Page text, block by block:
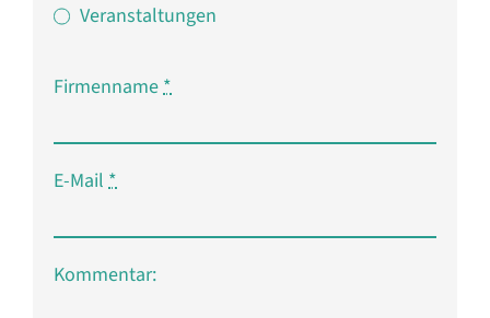
Veranstaltungen
Firmenname*
E-Mail*
Kommentar: